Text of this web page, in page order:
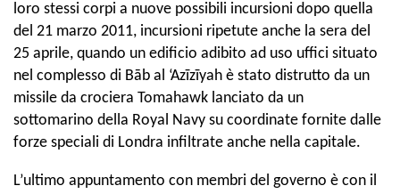
loro stessi corpi a nuove possibili incursioni dopo quella
del 21 marzo 2011, incursioni ripetute anche la sera del
25 aprile, quando un edificio adibito ad uso uffici situato
nel complesso di Bāb al ‘Azīzīyah è stato distrutto da un
missile da crociera Tomahawk lanciato da un
sottomarino della Royal Navy su coordinate fornite dalle
forze speciali di Londra infiltrate anche nella capitale.
L’ultimo appuntamento con membri del governo è con il